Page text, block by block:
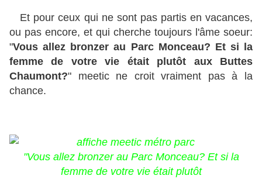
Et pour ceux qui ne sont pas partis en vacances,
ou pas encore, et qui cherche toujours l'âme soeur:
"Vous allez bronzer au Parc Monceau? Et si la
femme de votre vie était plutôt aux Buttes
Chaumont?" meetic ne croit vraiment pas à la
chance.
"Vous allez bronzer au Parc Monceau? Et si la
femme de votre vie était plutôt